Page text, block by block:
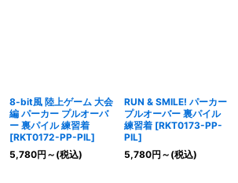
8-bit風 陸上ゲーム 大会
編 パーカー プルオーバ
ー 裏パイル 練習着
[RKT0172-PP-PIL]
5,780円 ～ (税込)
RUN & SMILE! パーカー
プルオーバー 裏パイル
練習着 [RKT0173-PP-
PIL]
5,780円 ～ (税込)